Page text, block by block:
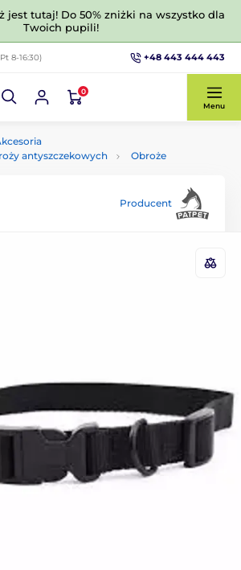
jest tutaj! Do 50% zniżki na wszystko dla
Twoich pupili!
8-16:30) +48 443 444 443
0
Menu
antyszczekowych
Obroże
Producent